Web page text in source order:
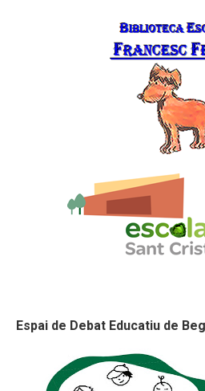
Espai de Debat Educatiu de